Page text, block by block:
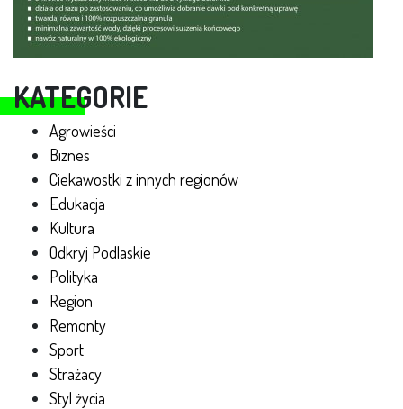
KATEGORIE
Agrowieści
Biznes
Ciekawostki z innych regionów
Edukacja
Kultura
Odkryj Podlaskie
Polityka
Region
Remonty
Sport
Strażacy
Styl życia